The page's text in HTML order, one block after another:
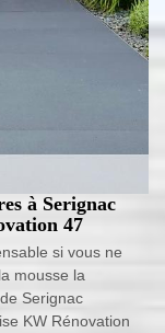
à Serignac
47
si vous ne
mousse la
Serignac
KW Rénovation